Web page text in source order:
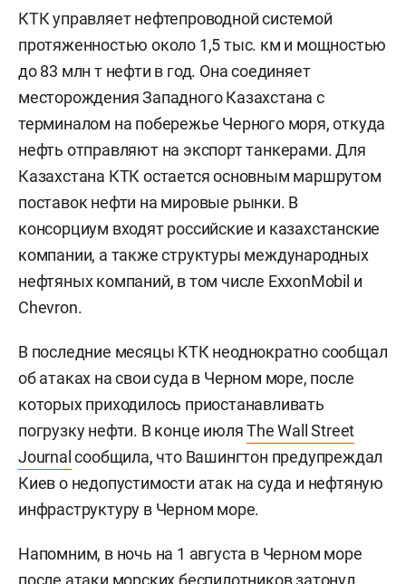
КТК управляет нефтепроводной системой
протяженностью около 1,5 тыс. км и мощностью
до 83 млн т нефти в год. Она соединяет
месторождения Западного Казахстана с
терминалом на побережье Черного моря, откуда
нефть отправляют на экспорт танкерами. Для
Казахстана КТК остается основным маршрутом
поставок нефти на мировые рынки. В
консорциум входят российские и казахстанские
компании, а также структуры международных
нефтяных компаний, в том числе ExxonMobil и
Chevron.
В последние месяцы КТК неоднократно сообщал
об атаках на свои суда в Черном море, после
которых приходилось приостанавливать
погрузку нефти. В конце июляThe Wall Street
Journal сообщила, что Вашингтон предупреждал
Киев о недопустимости атак на суда и нефтяную
инфраструктуру в Черном море.
Напомним, в ночь на 1 августа в Черном море
после атаки морских беспилотниковзатонул